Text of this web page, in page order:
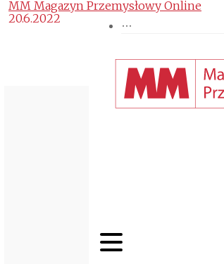
MM Magazyn Przemysłowy Online
20.6.2022